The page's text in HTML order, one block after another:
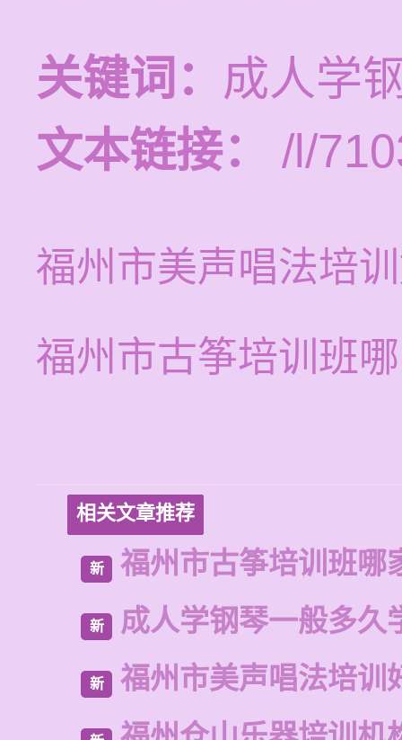
关键词： 成人学
文本链接：
/l/
福州市美声唱法培
福州市古筝培训班
相关文章推荐
新 福州市古筝培训班哪
新 成人学钢琴一般多久
新 福州市美声唱法培训